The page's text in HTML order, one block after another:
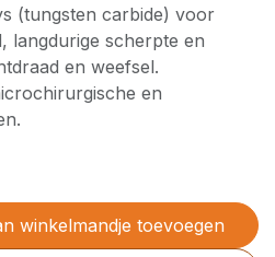
(tungsten carbide) voor
langdurige scherpte en
en weefsel.
en
winkelmandje toevoegen